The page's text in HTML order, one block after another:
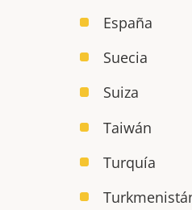
España
Suecia
Suiza
Taiwán
Turquía